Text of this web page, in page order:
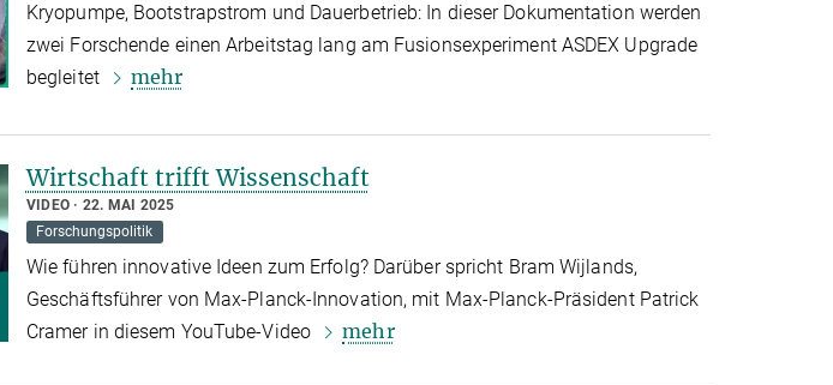
Kryopumpe, Bootstrapstrom und Dauerbetrieb: In dieser Dokumentation werden
zwei Forschende einen Arbeitstag lang am Fusionsexperiment ASDEX Upgrade
begleitet
mehr
Wirtschaft trifft Wissenschaft
VIDEO
22. MAI 2025
Forschungspolitik
Wie führen innovative Ideen zum Erfolg? Darüber spricht Bram Wijlands,
Geschäftsführer von Max-Planck-Innovation, mit Max-Planck-Präsident Patrick
Cramer in diesem YouTube-Video
mehr